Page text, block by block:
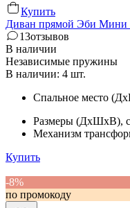
Купить
Диван прямой Эби Мини
13отзывов
В наличии
Независимые пружины
В наличии: 4 шт.
Спальное место
Размеры (ДхШхВ),
Механизм
Купить
-8%
по промокоду